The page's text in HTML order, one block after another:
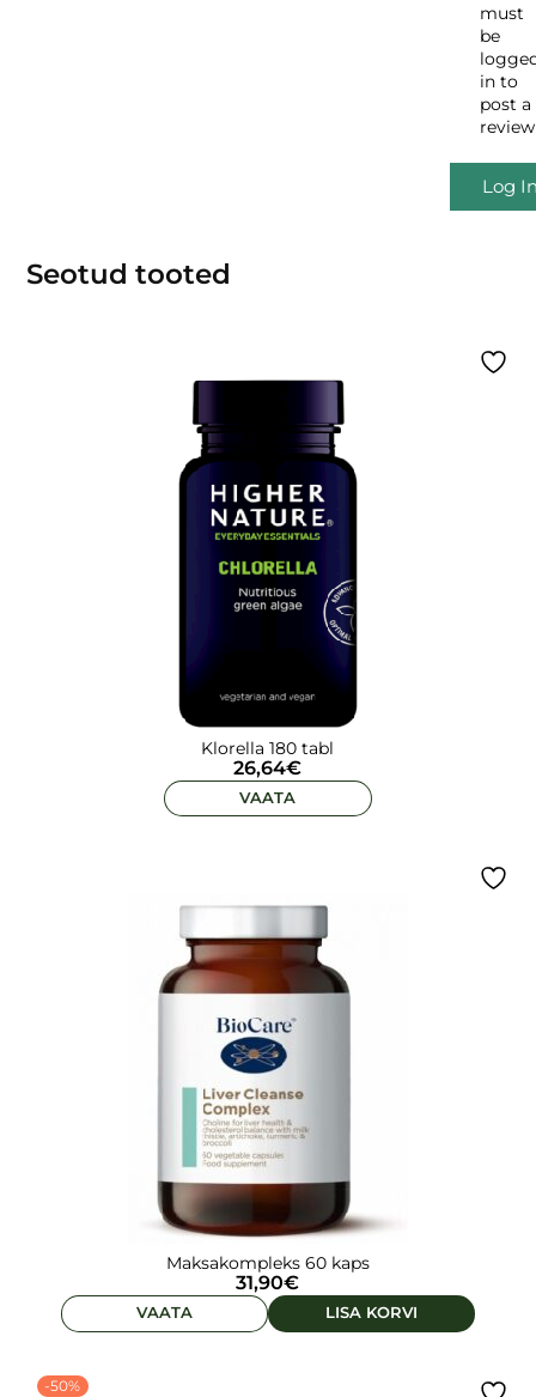
must
be
in to
post a
review
Log
Seotud tooted
Klorella 180 tabl
26,64€
VAATA
Maksakompleks 60 kaps
31,90€
VAATA LISA KORVI
-50%